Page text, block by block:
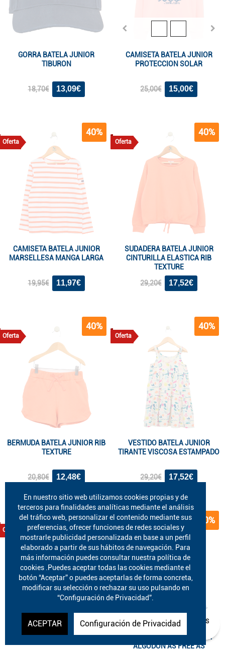
¿EN QUÉ PODEMOS
GORRA BATELA JUNIOR
TIBURON
18,70€ 13,09€
CAMISETA BATELA JUNIOR
PROTECCION SOLAR
25,00€ 15,00€
Oferta
40%
CAMISETA BATELA JUNIOR
MARSELLESA MANGA LARGA
19,95€ 11,97€
Oferta
40%
SUDADERA BATELA JUNIOR
CINTURILLA ELASTICA RIB
TEXTURE
29,20€ 17,52€
Oferta
40%
BERMUDA BATELA JUNIOR RIB
TEXTURE
20,80€ 12,48€
Oferta
40%
VESTIDO BATELA JUNIOR
TIRANTE VISCOSA ESTAMPADO
29,20€ 17,52€
Oferta
40%
BAÑADOR BATELA JUNIOR
Oferta
40%
BERMUDA BATELA JUNIOR
ALGODON AS FREE AS
En nuestro sitio web utilizamos cookies propias y de
terceros para finalidades analíticas mediante el análisis
del tráfico web, personalizar el contenido mediante sus
preferencias, ofrecer funciones de redes sociales y
mostrarle publicidad personalizada en base a un perfil
elaborado a partir de sus hábitos de navegación. Para
más información puedes consultar nuestra política de
cookies .Puedes aceptar todas las cookies mediante el
botón “Aceptar” o puedes aceptarlas de forma concreta,
modificar su selección o rechazar su uso pulsando en
“Configuración de Privacidad”.
ACEPTAR Configuración de Privacidad